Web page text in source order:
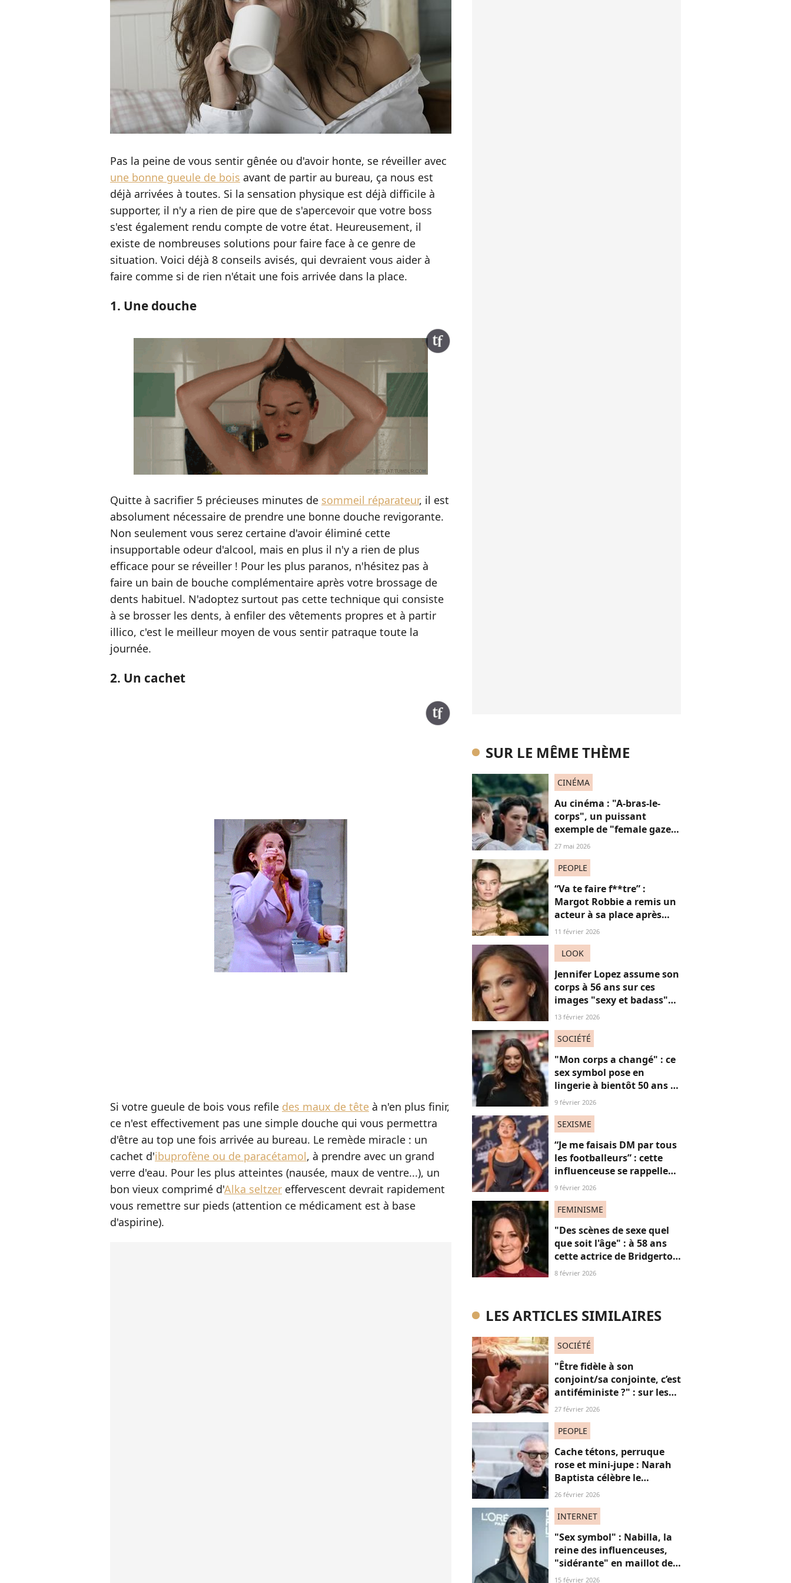
Pas la peine de vous sentir gênée ou d'avoir honte, se réveiller avec
une bonne gueule de bois avant de partir au bureau, ça nous est
déjà arrivées à toutes. Si la sensation physique est déjà difficile à
supporter, il n'y a rien de pire que de s'apercevoir que votre boss
s'est également rendu compte de votre état. Heureusement, il
existe de nombreuses solutions pour faire face à ce genre de
situation. Voici déjà 8 conseils avisés, qui devraient vous aider à
faire comme si de rien n'était une fois arrivée dans la place.
1. Une douche
Quitte à sacrifier 5 précieuses minutes de sommeil réparateur, il est
absolument nécessaire de prendre une bonne douche revigorante.
Non seulement vous serez certaine d'avoir éliminé cette
insupportable odeur d'alcool, mais en plus il n'y a rien de plus
efficace pour se réveiller ! Pour les plus paranos, n'hésitez pas à
faire un bain de bouche complémentaire après votre brossage de
dents habituel. N'adoptez surtout pas cette technique qui consiste
à se brosser les dents, à enfiler des vêtements propres et à partir
illico, c'est le meilleur moyen de vous sentir patraque toute la
journée.
2. Un cachet
Si votre gueule de bois vous refile des maux de tête à n'en plus finir,
ce n'est effectivement pas une simple douche qui vous permettra
d'être au top une fois arrivée au bureau. Le remède miracle : un
cachet d'ibuprofène ou de paracétamol, à prendre avec un grand
verre d'eau. Pour les plus atteintes (nausée, maux de ventre...), un
bon vieux comprimé d'Alka seltzer effervescent devrait rapidement
vous remettre sur pieds (attention ce médicament est à base
d'aspirine).
SUR LE MÊME THÈME
CINÉMA
Au cinéma : "A-bras-le-
corps", un puissant
exemple de "female gaze"
à voir à tout prix
27 mai 2026
PEOPLE
“Va te faire f**tre” :
Margot Robbie a remis un
acteur à sa place après
qu’il lui a conseillé de
11 février 2026
LOOK
Jennifer Lopez assume son
corps à 56 ans sur ces
images "sexy et badass"
mais ça ne plaît pas à tout
13 février 2026
SOCIÉTÉ
"Mon corps a changé" : ce
sex symbol pose en
lingerie à bientôt 50 ans et
défend ses courbes "body
9 février 2026
SEXISME
“Je me faisais DM par tous
les footballeurs” : cette
influenceuse se rappelle
l’hypersexualisation
14 ans
9 février 2026
FEMINISME
"Des scènes de sexe quel
que soit l'âge" : à 58 ans
cette actrice de Bridgerton
veut briser les tabous à
8 février 2026
LES ARTICLES SIMILAIRES
SOCIÉTÉ
"Être fidèle à son
conjoint/sa conjointe, c’est
antiféministe ?" : sur les
réseaux sociaux, cette
27 février 2026
PEOPLE
Cache tétons, perruque
rose et mini-jupe : Narah
Baptista célèbre le
carnaval de Rio avec son
de 30 ans son aîné
26 février 2026
INTERNET
"Sex symbol" : Nabilla, la
reine des influenceuses,
"sidérante" en maillot de
bain sur ces photos de
15 février 2026